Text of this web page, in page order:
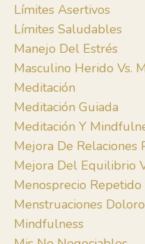
Límites Asertivos
Límites Saludables
Manejo Del Estrés
Masculino Herido Vs.
Meditación
Meditación Guiada
Meditación Y
Mejora De Relaciones
Mejora Del Equilibrio
Menosprecio Repetido
Menstruaciones
Mindfulness